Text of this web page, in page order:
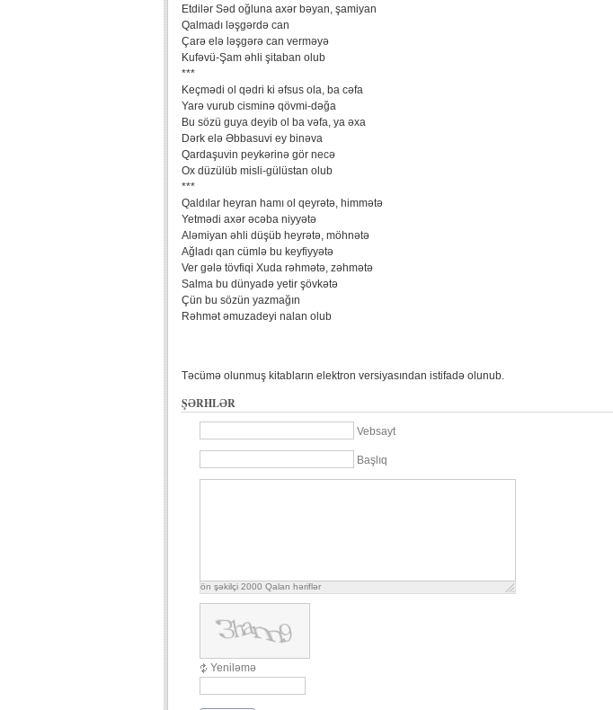
Etdilər Səd oğluna axər bəyan, şamiyan
Qalmadı ləşgərdə can
Çarə elə ləşgərə can verməyə
Kufəvü-Şam əhli şitaban olub
***
Keçmədi ol qədri ki əfsus ola, ba cəfa
Yarə vurub cisminə qövmi-dəğa
Bu sözü guya deyib ol ba vəfa, ya əxa
Dərk elə Əbbasuvi ey binəva
Qardaşuvin peykərinə gör necə
Ox düzülüb misli-gülüstan olub
***
Qaldılar heyran hamı ol qeyrətə, himmətə
Yetmədi axər əcəba niyyətə
Aləmiyan əhli düşüb heyrətə, möhnətə
Ağladı qan cümlə bu keyfiyyətə
Ver gələ tövfiqi Xuda rəhmətə, zəhmətə
Salma bu dünyadə yetir şövkətə
Çün bu sözün yazmağın
Rəhmət əmuzadeyi nalan olub
Təcümə olunmuş kitabların elektron versiyasından istifadə olunub.
ŞƏRHLƏR
Vebsayt
Başlıq
ön şəkilçi 2000 Qalan həriflər
Yeniləmə